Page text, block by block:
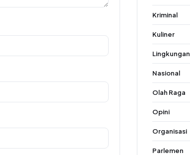
Kriminal
Kuliner
Lingkungan
Nasional
Olah Raga
Opini
Organisasi
Parlemen